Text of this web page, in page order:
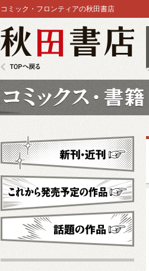
コミック・フロンティアの秋田書店
新刊・近刊
これから発売予定